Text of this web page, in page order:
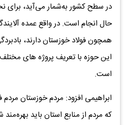
در سطح کشور به‌شمار می‌آید، برای
حال انجام است. در واقع عمده
همچون فولاد خوزستان دارند،
این حوزه با تعریف پروژه های
است.
ابراهیمی افزود: مردم خوزستان مردم
که مردم از منابع استان باید